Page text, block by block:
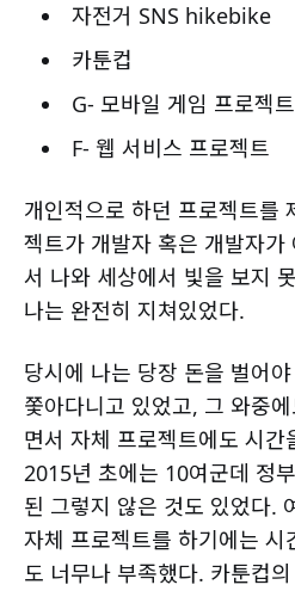
자전거 SNS hikebike
카툰컵
G- 모바일 게임 프로젝트
F- 웹 서비스 프로젝트
개인적으로 하던 프로젝트를
젝트가 개발자 혹은 개발자가
서 나와 세상에서 빛을 보지
나는 완전히 지쳐있었다.
당시에 나는 당장 돈을 벌어
쫓아다니고 있었고, 그 와중
면서 자체 프로젝트에도 시
2015년 초에는 10여군데 정
된 그렇지 않은 것도 있었다.
자체 프로젝트를 하기에는 시
도 너무나 부족했다. 카툰컵